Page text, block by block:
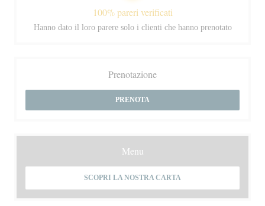
100% pareri verificati
Hanno dato il loro parere solo i clienti che hanno prenotato
Prenotazione
PRENOTA
Menu
SCOPRI LA NOSTRA CARTA